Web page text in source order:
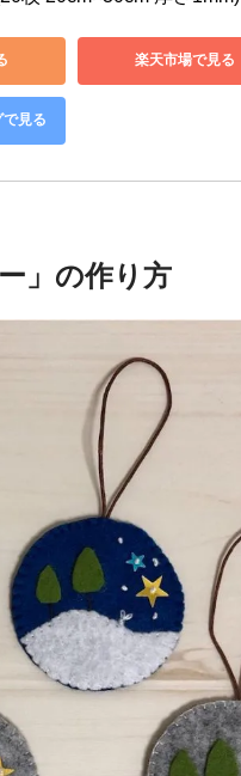
楽天市場で見る
見る
」の作り方